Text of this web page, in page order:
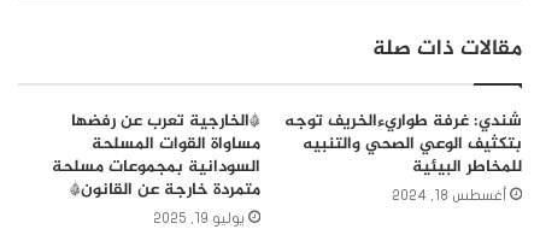
مقالات ذات صلة
شندي: غرفة طواريءالخريف توجه
بتكثيف الوعي الصحي والتنبيه
للمخاطر البيئية
أغسطس 18, 2024
*الخارجية تعرب عن رفضها
مساواة القوات المسلحة
السودانية بمجموعات مسلحة
متمردة خارجة عن القانون*
يوليو 19, 2025